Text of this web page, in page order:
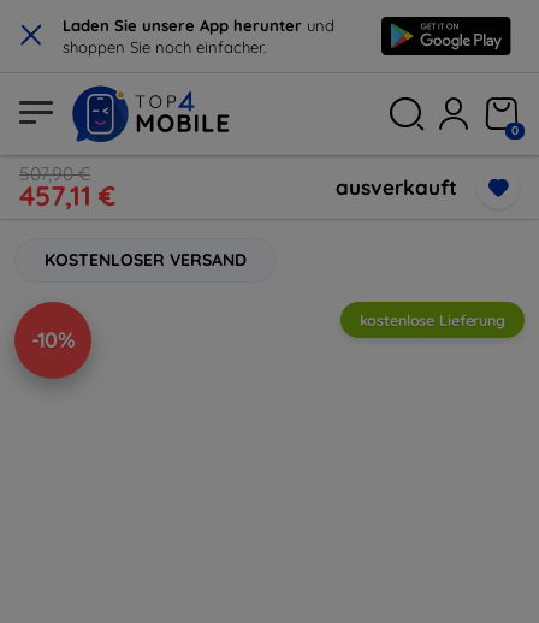
× Laden Sie unsere App herunter und
shoppen Sie noch einfacher.
0
507,90 €
457,11 € ausverkauft
KOSTENLOSER VERSAND
-10%
kostenlose Lieferung